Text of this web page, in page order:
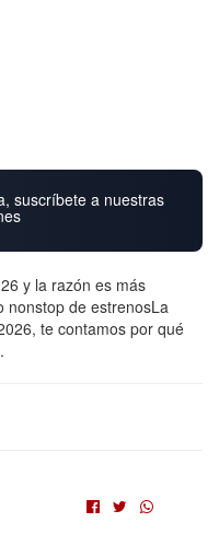
suscríbete a nuestras
y la razón es más
nonstop de estrenosLa
te contamos por qué